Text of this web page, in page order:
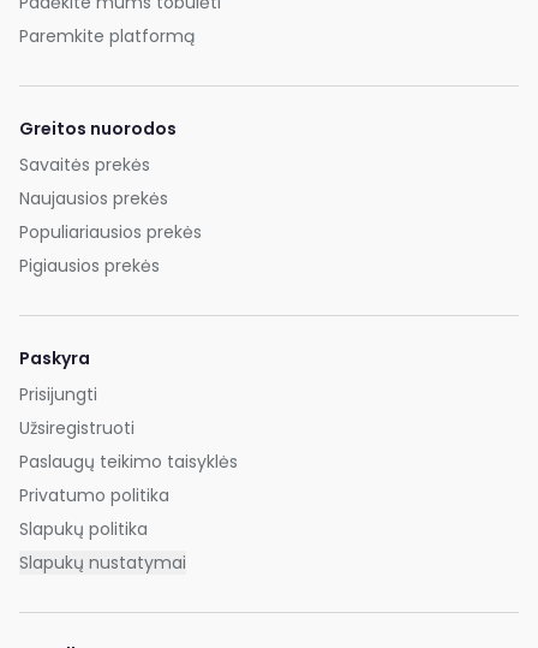
Paremkite platformą
Greitos nuorodos
Savaitės prekės
Naujausios prekės
Populiariausios prekės
Pigiausios prekės
Paskyra
Prisijungti
Užsiregistruoti
Paslaugų teikimo taisyklės
Privatumo politika
Slapukų politika
Slapukų nustatymai